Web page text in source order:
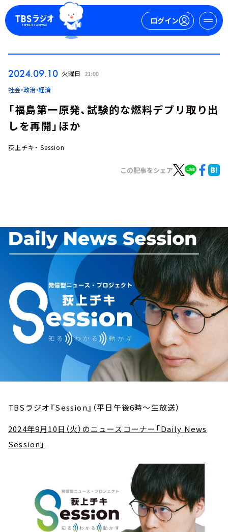
ログイン
お知らせ
イベント・グッズ
YouTube
会社情報
2024.09.10 火曜日 21:00
社会・政治・経済
「福島第一原発、試験的な燃料デブリ取り出
しを再開」ほか
荻上チキ・ Session
この記事をシェア
TBSラジオ『Session』（平日午後6時～生放送）
2024年9月10日（火）のニュースコーナー「Daily News
Session」